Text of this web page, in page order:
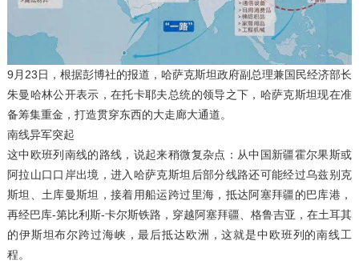
9月23日，根据彭博社的报道，哈萨克斯坦政府副总理兼国民经济部长
朱曼哈林公开表示，在托卡耶夫总统的领导之下，哈萨克斯坦现在准
备筹集重金，打造贯穿东西的大走廊大通道。
南线异军突起
这中欧班列南线的路线，说起来稍微复杂点：从中国新疆霍尔果斯或
阿拉山口口岸出境，进入哈萨克斯坦后部分线路还可能经过乌兹别克
斯坦、土库曼斯坦，接着用船运跨过里海，抵达阿塞拜疆的巴库港，
再经巴库-第比利斯-卡尔斯铁路，穿越阿塞拜疆、格鲁吉亚，在土耳其
的伊斯坦布尔跨过海峡，最后抵达欧洲，这就是中欧班列的南线工
程。